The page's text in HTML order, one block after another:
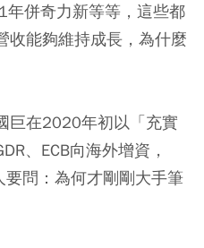
併奇力新等等，這些都
收能夠維持成長，為什麼
巨在2020年初以「充實
、ECB向海外增資，
問：為何才剛剛大手筆